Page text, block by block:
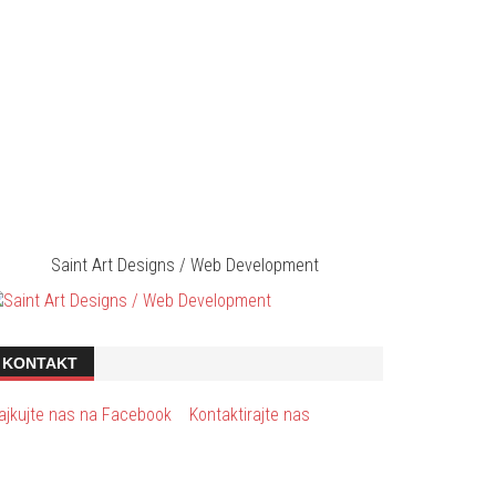
Saint Art Designs / Web Development
KONTAKT
nas na Facebook Kontaktirajte nas